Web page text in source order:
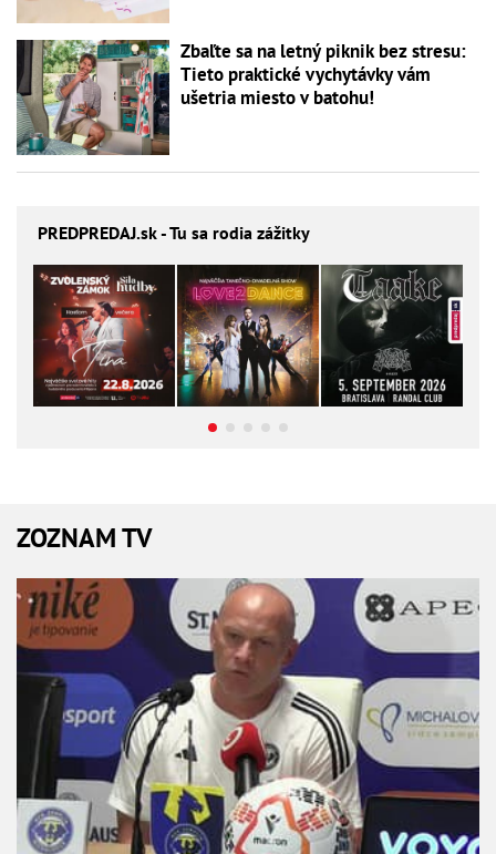
Zbaľte sa na letný piknik bez stresu:
Tieto praktické vychytávky vám
ušetria miesto v batohu!
PREDPREDAJ.sk - Tu sa rodia zážitky
ZOZNAM TV